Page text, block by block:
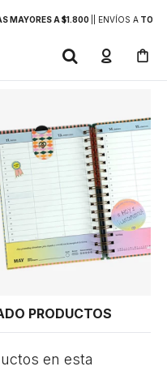
MAYORES A $1.800 | ENVÍOS ATODO
PRODUCTOS
en esta